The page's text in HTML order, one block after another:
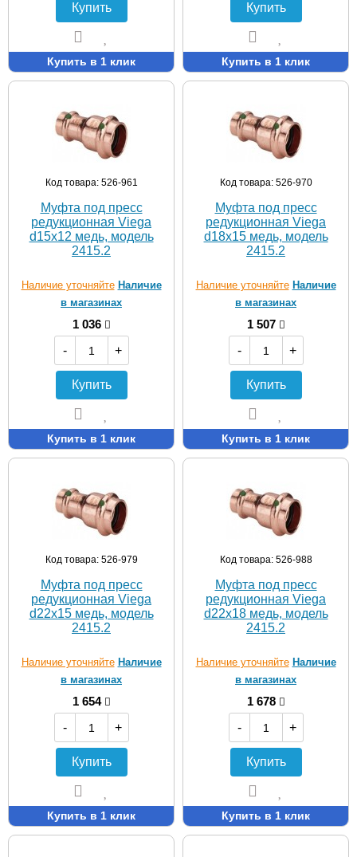
Купить
Купить в 1 клик
Купить
Купить в 1 клик
Код товара: 526-961
Муфта под пресс
редукционная Viega
d15х12 медь, модель
2415.2
Наличие уточняйте Наличие
в магазинах
1 036
-
+
Купить
Купить в 1 клик
Код товара: 526-970
Муфта под пресс
редукционная Viega
d18х15 медь, модель
2415.2
Наличие уточняйте Наличие
в магазинах
1 507
-
+
Купить
Купить в 1 клик
Код товара: 526-979
Муфта под пресс
редукционная Viega
d22х15 медь, модель
2415.2
Наличие уточняйте Наличие
в магазинах
1 654
-
+
Купить
Купить в 1 клик
Код товара: 526-988
Муфта под пресс
редукционная Viega
d22х18 медь, модель
2415.2
Наличие уточняйте Наличие
в магазинах
1 678
-
+
Купить
Купить в 1 клик